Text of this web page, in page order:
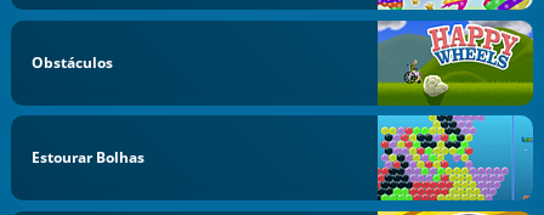
Obstáculos
Estourar Bolhas